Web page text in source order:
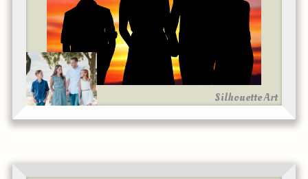
Silhouette Art